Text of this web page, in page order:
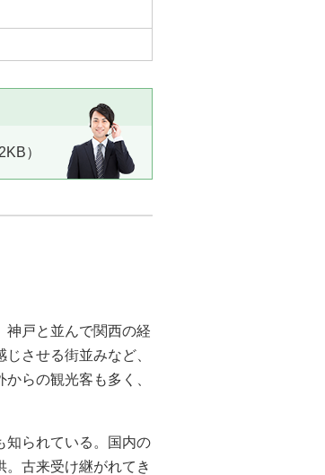
）
神戸と並んで関西の経
させる街並みなど、
らの観光客も多く、
知られている。国内の
古来受け継がれてき